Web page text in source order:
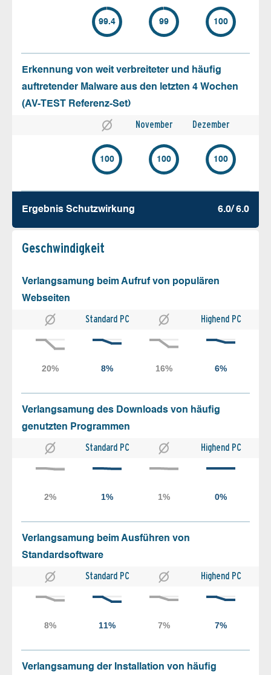
99.4 99 100
Erkennung von weit verbreiteter und häufig
auftretender Malware aus den letzten 4 Wochen
(AV-TEST Referenz-Set)
November Dezember
100 100 100
Ergebnis Schutz­wirkung 6.0/ 6.0
Geschw­indigkeit
Verlangsamung beim Aufruf von populären
Webseiten
Standard PC Highend PC
Verlangsamung des Downloads von häufig
genutzten Programmen
Standard PC Highend PC
Verlangsamung beim Ausführen von
Standardsoftware
Standard PC Highend PC
Verlangsamung der Installation von häufig